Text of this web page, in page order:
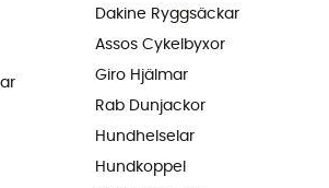
Dakine Ryggsäckar
Assos Cykelbyxor
Giro Hjälmar
Rab Dunjackor
Hundhelselar
Hundkoppel